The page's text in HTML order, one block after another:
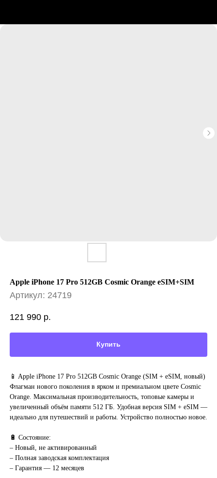
Apple iPhone 17 Pro 512GB Cosmic Orange eSIM+SIM
Артикул: 24719
121 990 р.
Купить
📱 Apple iPhone 17 Pro 512GB Cosmic Orange (SIM + eSIM, новый)
Флагман нового поколения в ярком и премиальном цвете Cosmic
Orange. Максимальная производительность, топовые камеры и
увеличенный объём памяти 512 ГБ. Удобная версия SIM + eSIM —
идеально для путешествий и работы. Устройство полностью новое.
🔋 Состояние:
– Новый, не активированный
– Полная заводская комплектация
– Гарантия — 12 месяцев